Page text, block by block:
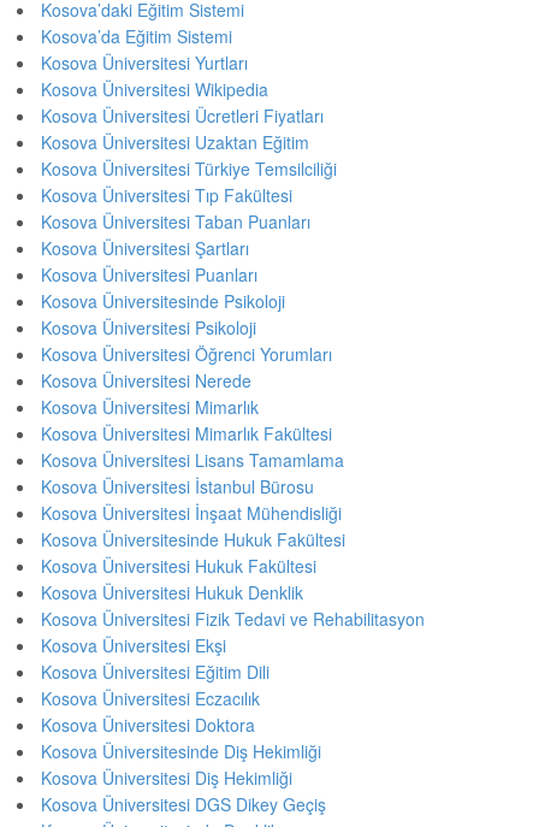
Kosova’daki Eğitim Sistemi
Kosova’da Eğitim Sistemi
Kosova Üniversitesi Yurtları
Kosova Üniversitesi Wikipedia
Kosova Üniversitesi Ücretleri Fiyatları
Kosova Üniversitesi Uzaktan Eğitim
Kosova Üniversitesi Türkiye Temsilciliği
Kosova Üniversitesi Tıp Fakültesi
Kosova Üniversitesi Taban Puanları
Kosova Üniversitesi Şartları
Kosova Üniversitesi Puanları
Kosova Üniversitesinde Psikoloji
Kosova Üniversitesi Psikoloji
Kosova Üniversitesi Öğrenci Yorumları
Kosova Üniversitesi Nerede
Kosova Üniversitesi Mimarlık
Kosova Üniversitesi Mimarlık Fakültesi
Kosova Üniversitesi Lisans Tamamlama
Kosova Üniversitesi İstanbul Bürosu
Kosova Üniversitesi İnşaat Mühendisliği
Kosova Üniversitesinde Hukuk Fakültesi
Kosova Üniversitesi Hukuk Fakültesi
Kosova Üniversitesi Hukuk Denklik
Kosova Üniversitesi Fizik Tedavi ve Rehabilitasyon
Kosova Üniversitesi Ekşi
Kosova Üniversitesi Eğitim Dili
Kosova Üniversitesi Eczacılık
Kosova Üniversitesi Doktora
Kosova Üniversitesinde Diş Hekimliği
Kosova Üniversitesi Diş Hekimliği
Kosova Üniversitesi DGS Dikey Geçiş